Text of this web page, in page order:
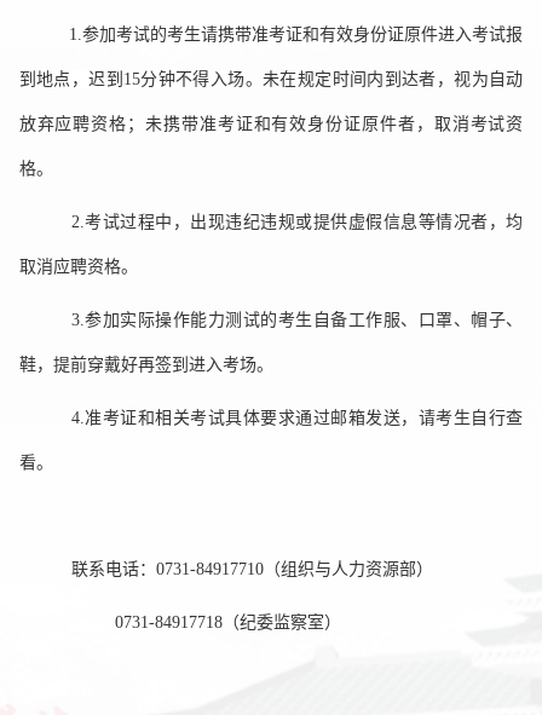
1.参加考试的考生请携带准考证和有效身份证原件进入考试报
到地点，迟到15分钟不得入场。未在规定时间内到达者，视为自动
放弃应聘资格；未携带准考证和有效身份证原件者，取消考试资
格。
2.考试过程中，出现违纪违规或提供虚假信息等情况者，均
取消应聘资格。
3.参加实际操作能力测试的考生自备工作服、口罩、帽子、
鞋，提前穿戴好再签到进入考场。
4.准考证和相关考试具体要求通过邮箱发送，请考生自行查
看。
联系电话：0731-84917710（组织与人力资源部）
0731-84917718（纪委监察室）